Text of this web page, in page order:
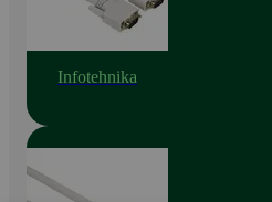
Infotehnika